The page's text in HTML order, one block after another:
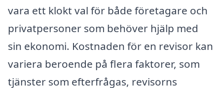
vara ett klokt val för både företagare och
privatpersoner som behöver hjälp med
sin ekonomi. Kostnaden för en revisor kan
variera beroende på flera faktorer, som
tjänster som efterfrågas, revisorns